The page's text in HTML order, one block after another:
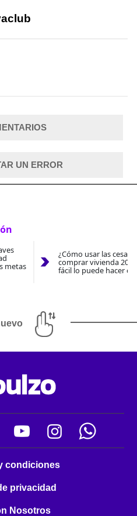
UN ERROR
metas
¿Cómo usar las
comprar vivienda
fácil lo puede hacer
condiciones
privacidad
Nosotros